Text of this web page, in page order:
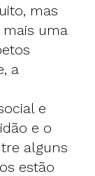
mas
uma
a
e
e o
alguns
estão